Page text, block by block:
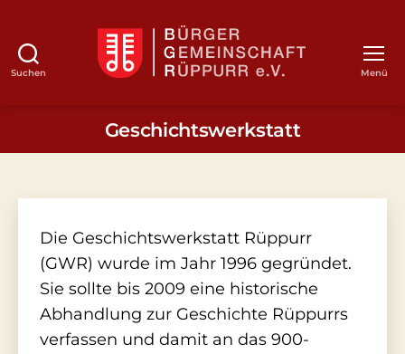
Suchen Menü
Geschichtswerkstatt
Die Geschichtswerkstatt Rüppurr
(GWR) wurde im Jahr 1996 gegründet.
Sie sollte bis 2009 eine historische
Abhandlung zur Geschichte Rüppurrs
verfassen und damit an das 900-